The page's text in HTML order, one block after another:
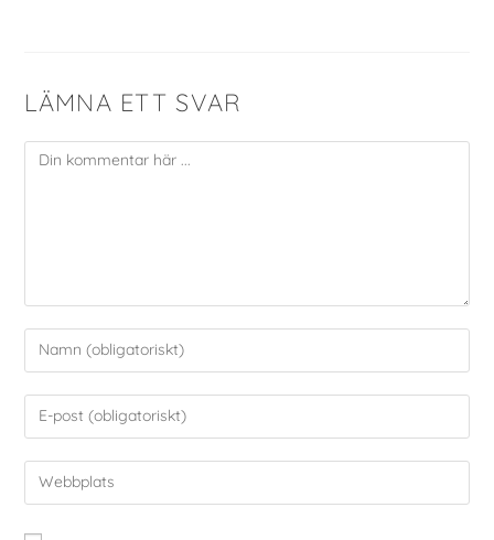
LÄMNA ETT SVAR